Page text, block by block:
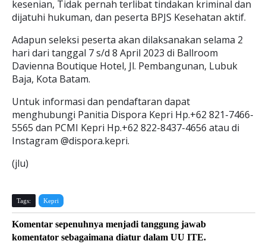
kesenian, Tidak pernah terlibat tindakan kriminal dan
dijatuhi hukuman, dan peserta BPJS Kesehatan aktif.
Adapun seleksi peserta akan dilaksanakan selama 2
hari dari tanggal 7 s/d 8 April 2023 di Ballroom
Davienna Boutique Hotel, Jl. Pembangunan, Lubuk
Baja, Kota Batam.
Untuk informasi dan pendaftaran dapat
menghubungi Panitia Dispora Kepri Hp.+62 821-7466-
5565 dan PCMI Kepri Hp.+62 822-8437-4656 atau di
Instagram @dispora.kepri.
(jlu)
Tags: Kepri
Komentar sepenuhnya menjadi tanggung jawab
komentator sebagaimana diatur dalam UU ITE.